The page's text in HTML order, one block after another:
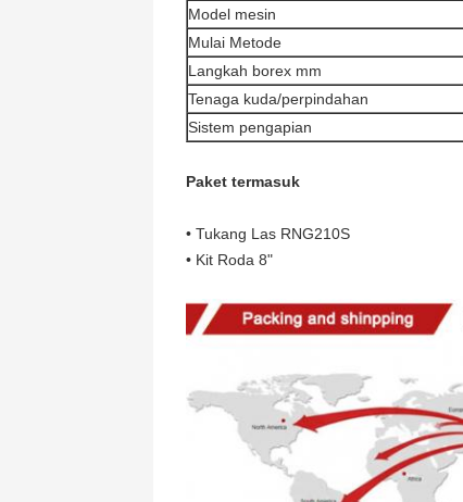
Model mesin
Mulai Metode
Langkah borex mm
Tenaga kuda/perpindahan
Sistem pengapian
Paket termasuk
• Tukang Las RNG210S
• Kit Roda 8"